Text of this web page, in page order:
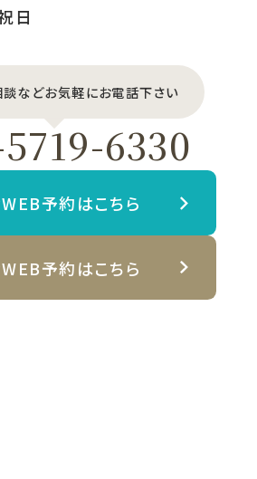
日
談などお気軽にお電話下さい
6330
予約はこちら
予約はこちら